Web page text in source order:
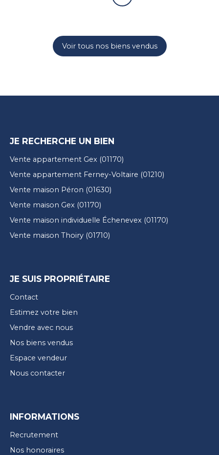
Voir tous nos biens vendus
JE RECHERCHE UN BIEN
Vente appartement Gex (01170)
Vente appartement Ferney-Voltaire (01210)
Vente maison Péron (01630)
Vente maison Gex (01170)
Vente maison individuelle Échenevex (01170)
Vente maison Thoiry (01710)
JE SUIS PROPRIÉTAIRE
Contact
Estimez votre bien
Vendre avec nous
Nos biens vendus
Espace vendeur
Nous contacter
INFORMATIONS
Recrutement
Nos honoraires